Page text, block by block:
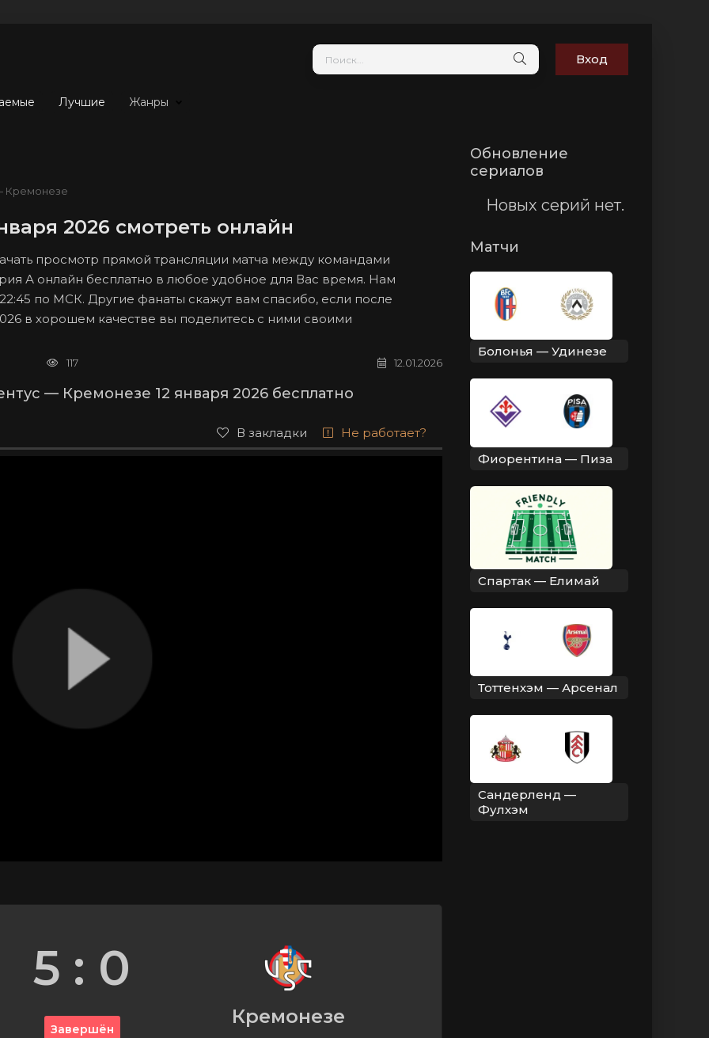
Вход
Лучшие Жанры
2026 смотреть онлайн
просмотр прямой трансляции матча между командами
А онлайн бесплатно в любое удобное для Вас время. Нам
по МСК. Другие фанаты скажут вам спасибо, если после
в хорошем качестве вы поделитесь с ними своими
12.01.2026
117
— Кремонезе 12 января 2026 бесплатно
В закладки Не работает?
5 : 0
Завершён
Кремонезе
Обновление
сериалов
Новых серий нет.
Матчи
Болонья — Удинезе
Фиорентина — Пиза
Спартак — Елимай
Тоттенхэм — Арсенал
Сандерленд —
Фулхэм